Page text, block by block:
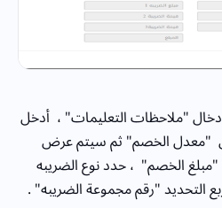
"ملاحظات التعليمات" ، أدخل
"معدل الخصم" ثم سيتم عرض
الخصم" ، حدد نوع الضريبه
التحديد "رقم مجموعة الضريبه" .